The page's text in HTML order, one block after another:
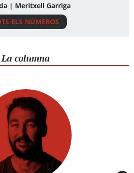
| Meritxell Garriga
ELS NÚMEROS
La columna